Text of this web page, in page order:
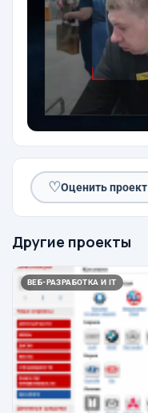
♡Оценить проект
Другие проекты
ВЕБ-РАЗРАБОТКА И IT